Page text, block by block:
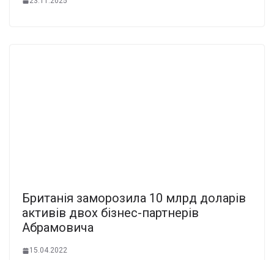
Британія заморозила 10 млрд доларів
активів двох бізнес-партнерів
Абрамовича
15.04.2022